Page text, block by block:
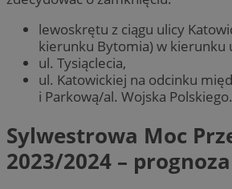
lewoskrętu z ciągu ulicy
kierunku Bytomia) w kierunku
ul. Tysiąclecia,
ul. Katowickiej na odcinku
i Parkową/al. Wojska Polskiego.
Sylwestrowa Moc
2023/2024 –